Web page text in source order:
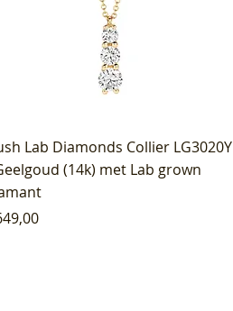
Lab Diamonds Collier LG3020Y
(14k) met Lab grown